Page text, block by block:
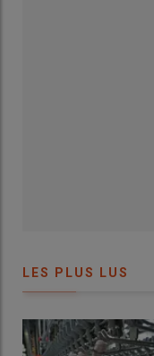
Notre surface est-
canards à la S ARL… ? »
commercialisation.
LES PLUS LUS